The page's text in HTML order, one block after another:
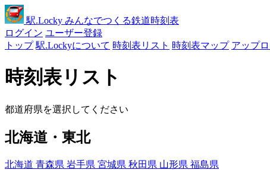
駅.Locky みんなでつくる鉄道時刻表
ログイン ユーザー登録
トップ 駅.Lockyについて 時刻表リスト 時刻表マップ アップ
時刻表リスト
都道府県を選択してください
北海道・東北
北海道 青森県 岩手県 宮城県 秋田県 山形県 福島県